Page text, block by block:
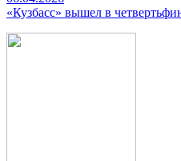
«Кузбасс» вышел в